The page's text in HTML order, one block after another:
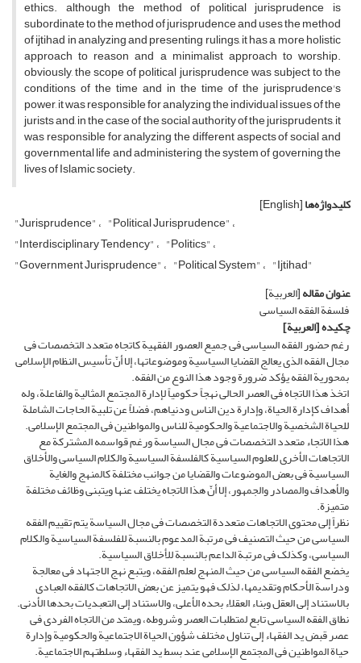
ethics. although the method of political jurisprudence is
subordinate to the method of jurisprudence and uses the method
of ijtihad in analyzing and presenting rulings, it has a more holistic
approach to reason and a minimalist approach to worship.
obviously, the scope of political jurisprudence was subject to the
conditions of the time and in the time of the jurisprudence's
power, it was responsible for analyzing the individual issues of the
jurists and, in the case of the social authority of the jurisprudents, it
was responsible for analyzing the different aspects of social and
governmental life and administering the system of governing the
lives of Islamic society.
کلیدواژه‌ها[English]
"Jurisprudence"
"Political Jurisprudence"
"Interdisciplinary Tendency"
"Politics"
"Government Jurisprudence"
"Political System"
"Ijtihad"
عنوان مقاله[العربیة]
فلسفة الفقه السیاسی
چکیده[العربیة]
رغم حضور الفقه السیاسی فی جمیع العصور الفقهیة کاتجاه متعدد التخصصات فی
مجال الفقه الذی یعالج القضایا السیاسیة وموضوعاتها، إلا أنّ تأسیس النظام الإسلامی
بمحوریة الفقه یؤکد ضرورة وجود هذا النوع من الفقه.
اتخذ هذا الاتجاه فی العصر الحالی نهجاً حکومیاً لإدارة المجتمع المثالیة والفاعلة، وله
أهداف کإدارة الحیاة، وإدارة دین الناس ودنیاهم، فضلاً عن تلبیة الحاجات الشاملة
للحیاة الشخصیة والاجتماعیة والحکومیة للناس والمواطنین فی المجتمع الإسلامی.
هذا الاتجاء متعدد التخصصات فی مجال السیاسة ورغم قواسمه المشترکة مع
الاتجاهات الأخرى للعلوم السیاسیة کالفلسفة السیاسیة والکلام السیاسی والأخلاق
السیاسیة فی بعض الموضوعات والقضایا من جوانب مختلفة کالمنهج والغایة
والأهداف والمصادر والجمهور، إلا أنّ هذا الاتجاه یختلف عنها ویتبنى وظائف مختلفة
متمیزة.
نظراً إلى محتوى الاتجاهات متعددة التخصصات فی مجال السیاسة یتم تقییم الفقه
السیاسی من حیث التصنیف فی مرتبة المدعوم بالنسبة للفلسفة السیاسیة والکلام
السیاسی، وکذلک فی مرتبة الداعم بالنسبة للأخلاق السیاسیة.
یخضع الفقه السیاسی من حیث المنهج لعلم الفقه، ویتبع نهج الاجتهاد فی معالجة
ودراسة الأحکام وتقدیمها، لذلک فهو یتمیز عن بعض الاتجاهات کالفقه العبادی
بالاستناد إلى العقل وبناء العقلاء بحده الأعلى، والاستناد إلى التعبدیات بحدها الأدنى.
نطاق الفقه السیاسی تابع لمتطلبات العصر وشروطه، ویمتد من الاتجاه الفردی فی
عصر قبض ید الفقهاء إلى تناول مختلف شؤون الحیاة الاجتماعیة والحکومیة وإدارة
حیاة المواطنین فی المجتمع الإسلامی عند بسط ید الفقهاء وسلطتهم الاجتماعیة.